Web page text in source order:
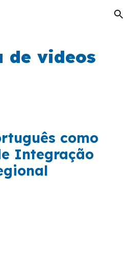
Skip to navigation
de videos
como
Integração